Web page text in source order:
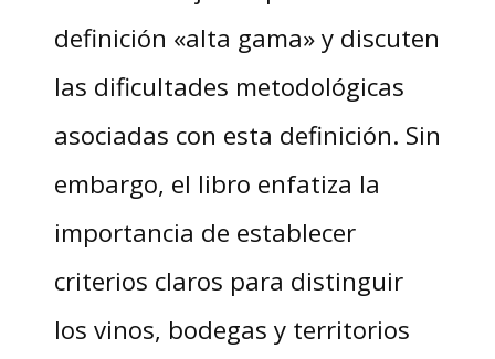
definición «alta gama» y discuten
las dificultades metodológicas
asociadas con esta definición. Sin
embargo, el libro enfatiza la
importancia de establecer
criterios claros para distinguir
los vinos, bodegas y territorios